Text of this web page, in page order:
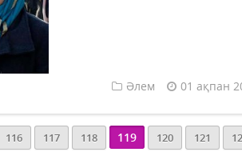
Әлем 01 ақпан
116 117 118 119 120 121